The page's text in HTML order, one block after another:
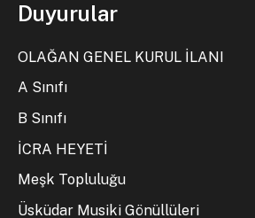
Duyurular
OLAĞAN GENEL KURUL İLANI
A Sınıfı
B Sınıfı
İCRA HEYETİ
Meşk Topluluğu
Üsküdar Musiki Gönüllüleri